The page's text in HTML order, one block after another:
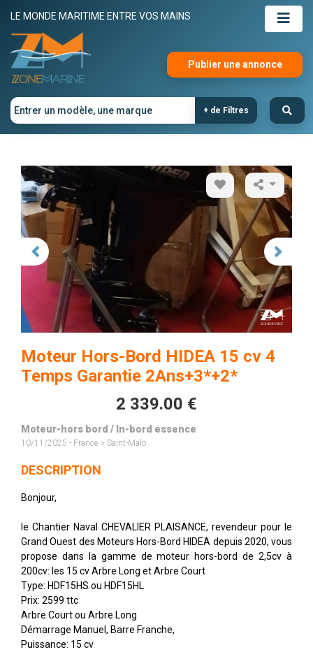
LE MONDE MARITIME ENTRE VOS MAINS
Publier une annonce
+ de Filtres
Moteur Hors-Bord HIDEA 15 cv 4
Temps Garantie 2Ans+3*+2*
2 339.00 €
Moteur-hors bord / In-bord essence
10/11/2025 - France > Saint-Malo
DESCRIPTION
Bonjour,
le Chantier Naval CHEVALIER PLAISANCE, revendeur pour le
Grand Ouest des Moteurs Hors-Bord HIDEA depuis 2020, vous
propose dans la gamme de moteur hors-bord de 2,5cv à
200cv: les 15 cv Arbre Long et Arbre Court
Type: HDF15HS ou HDF15HL
Prix: 2599 ttc
Arbre Court ou Arbre Long
Démarrage Manuel, Barre Franche,
Puissance: 15 cv